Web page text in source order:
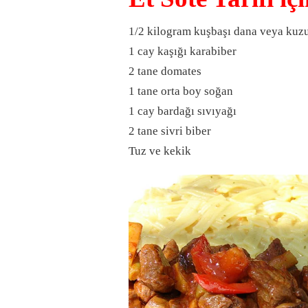
1/2 kilogram kuşbaşı dana veya
1 cay kaşığı karabiber
2 tane domates
1 tane orta boy soğan
1 cay bardağı sıvıyağı
2 tane sivri biber
Tuz ve kekik